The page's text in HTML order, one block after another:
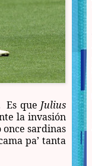
Es que Julius
la invasión
sardinas
pa’ tanta